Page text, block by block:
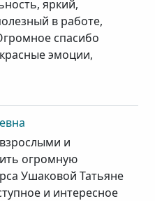
яркий,
в работе,
спасибо
эмоции,
и
огромную
Ушаковой Татьяне
и интересное